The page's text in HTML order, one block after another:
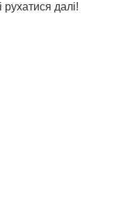
рухатися далі!